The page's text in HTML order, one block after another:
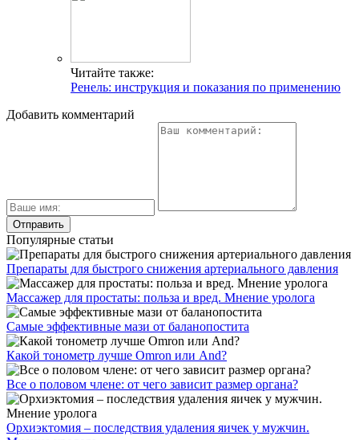
Читайте также:
Ренель: инструкция и показания по применению
Добавить комментарий
Популярные статьи
Препараты для быстрого снижения артериального давления
Массажер для простаты: польза и вред. Мнение уролога
Самые эффективные мази от баланопостита
Какой тонометр лучше Omron или And?
Все о половом члене: от чего зависит размер органа?
Орхиэктомия – последствия удаления яичек у мужчин.